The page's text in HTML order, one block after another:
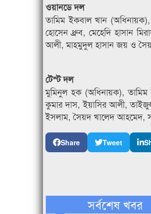
ওয়ানডে দল
তামিম ইকবাল খান
হোসেন ধ্রুব, মেহেদি হাসান
আলী, মাহমুদুল হাসান জয় ও
টেস্ট দল
মুমিনুল হক (অধিনায়ক),
কুমার দাস, ইয়াসির আলী,
ইসলাম, সৈয়দ খালেদ আহমেদ,
Share Tweet
সর্বশেষ খবর